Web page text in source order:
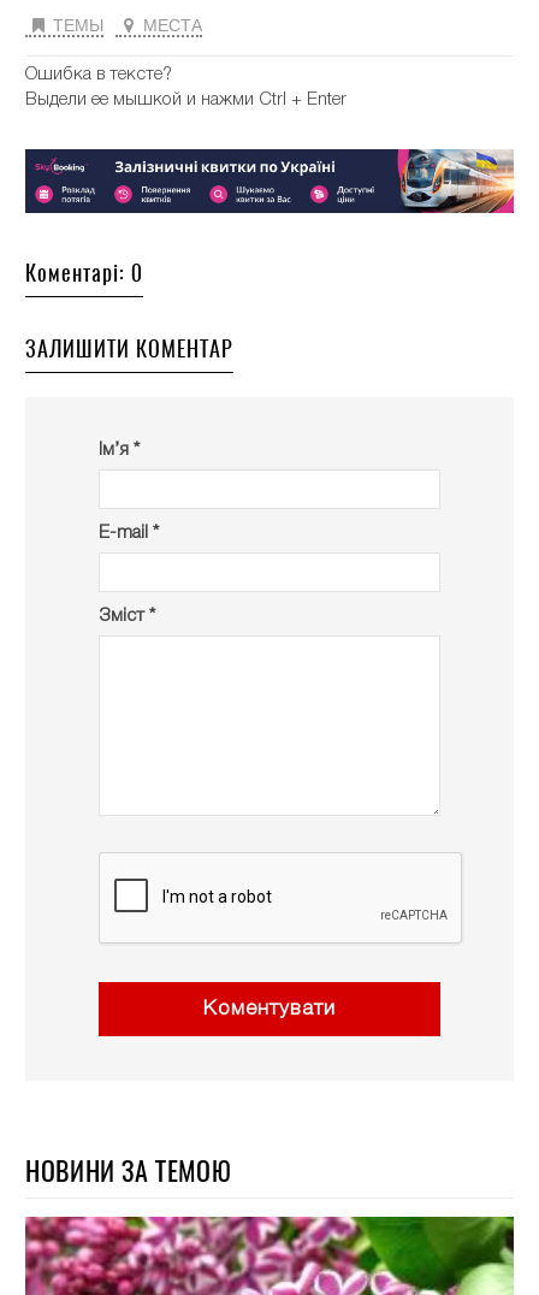
ТЕМЫ МЕСТА
Ошибка в тексте?
Выдели ее мышкой и нажми Ctrl + Enter
Коментарі: 0
ЗАЛИШИТИ КОМЕНТАР
Ім’я *
E-mail *
Зміст *
Коментувати
НОВИНИ ЗА ТЕМОЮ